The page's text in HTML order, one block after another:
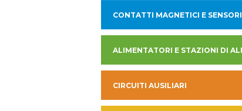
CONTATTI MAGNETICI E SENSORI
CIRCUITI AUSILIARI